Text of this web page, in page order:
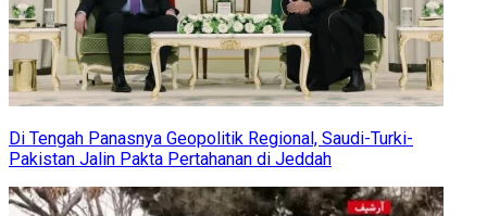
Di Tengah Panasnya Geopolitik Regional, Saudi-Turki-
Pakistan Jalin Pakta Pertahanan di Jeddah